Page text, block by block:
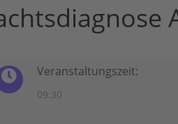
Veranstaltungszeit:
09:30